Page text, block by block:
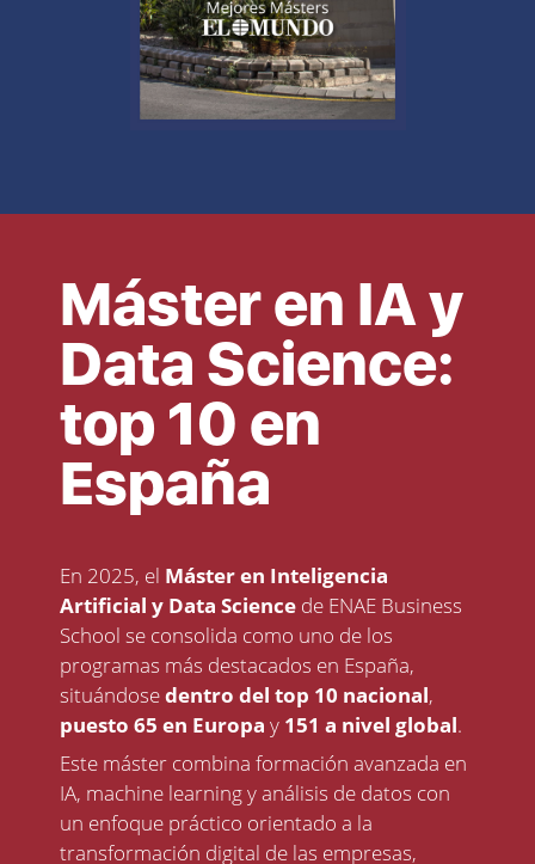
Máster en IA y
Data Science:
top 10 en
España
En 2025, el Máster en Inteligencia
Artificial y Data Science de ENAE Business
School se consolida como uno de los
programas más destacados en España,
situándosedentro del top 10 nacional,
puesto 65 en Europa y 151 a nivel global.
Este máster combina formación avanzada en
IA, machine learning y análisis de datos con
un enfoque práctico orientado a la
transformación digital de las empresas,